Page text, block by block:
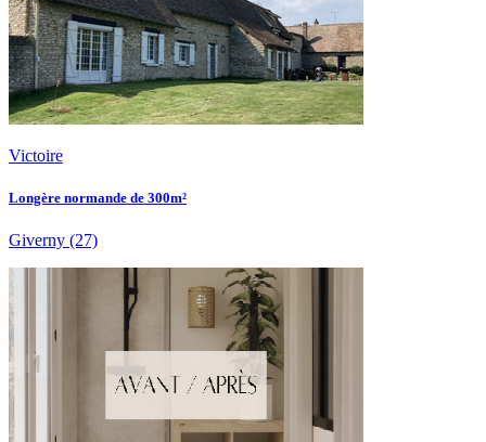
Victoire
Longère normande de 300m²
Giverny (27)